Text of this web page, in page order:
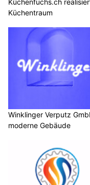
Küchenfuchs.ch
Küchentraum
Winklinger Verputz
moderne Gebäude